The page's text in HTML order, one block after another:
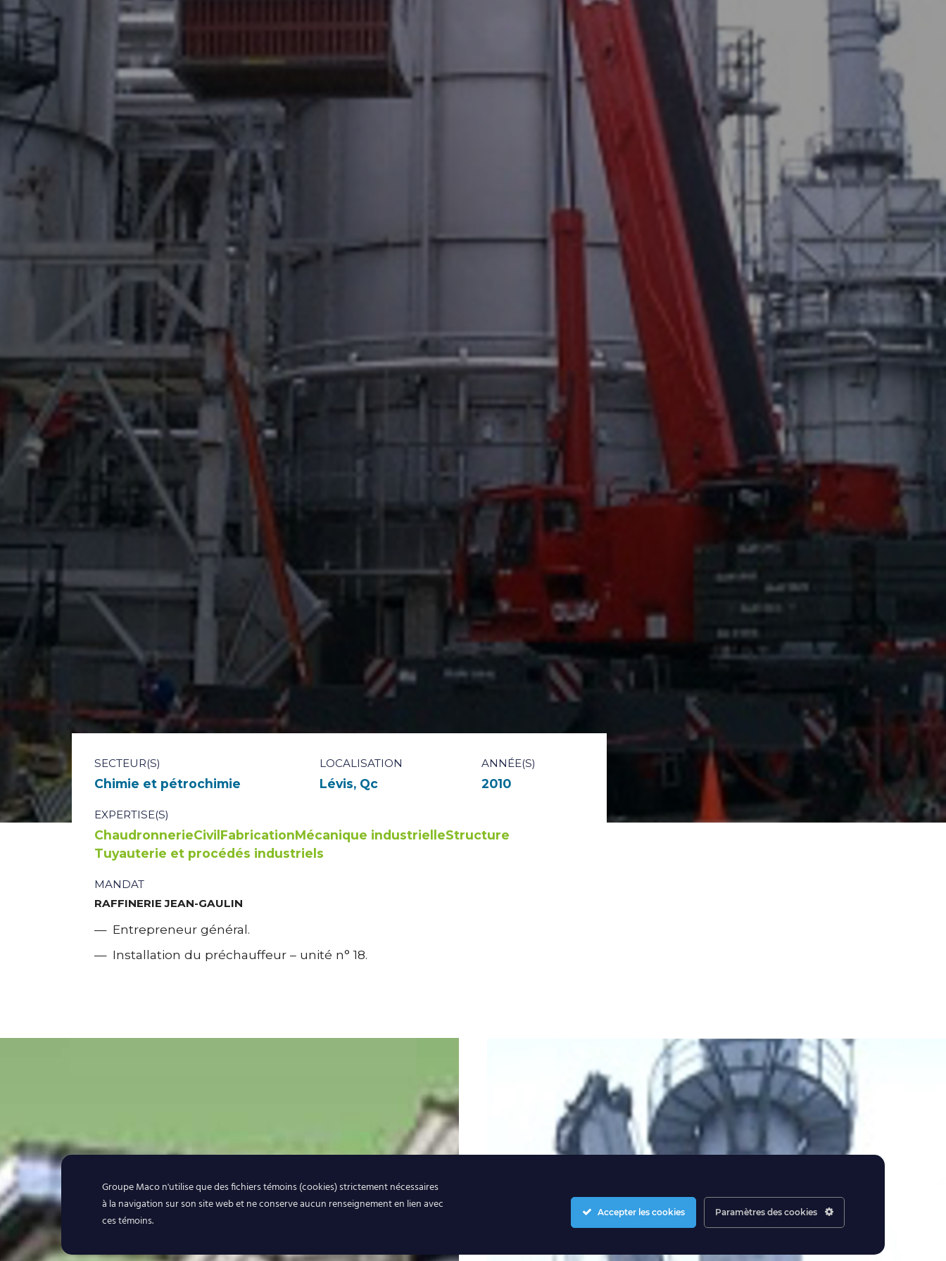
SECTEUR(S)
Chimie et pétrochimie
LOCALISATION
Lévis, Qc
ANNÉE(S)
2010
EXPERTISE(S)
ChaudronnerieCivilFabricationMécanique industrielleStructure
Tuyauterie et procédés industriels
MANDAT
RAFFINERIE JEAN-GAULIN
Entrepreneur général.
Installation du préchauffeur – unité n° 18.
Groupe Maco n'utilise que des fichiers témoins (cookies) strictement nécessaires
à la navigation sur son site web et ne conserve aucun renseignement en lien avec
ces témoins.
Accepter les cookies Paramètres des cookies